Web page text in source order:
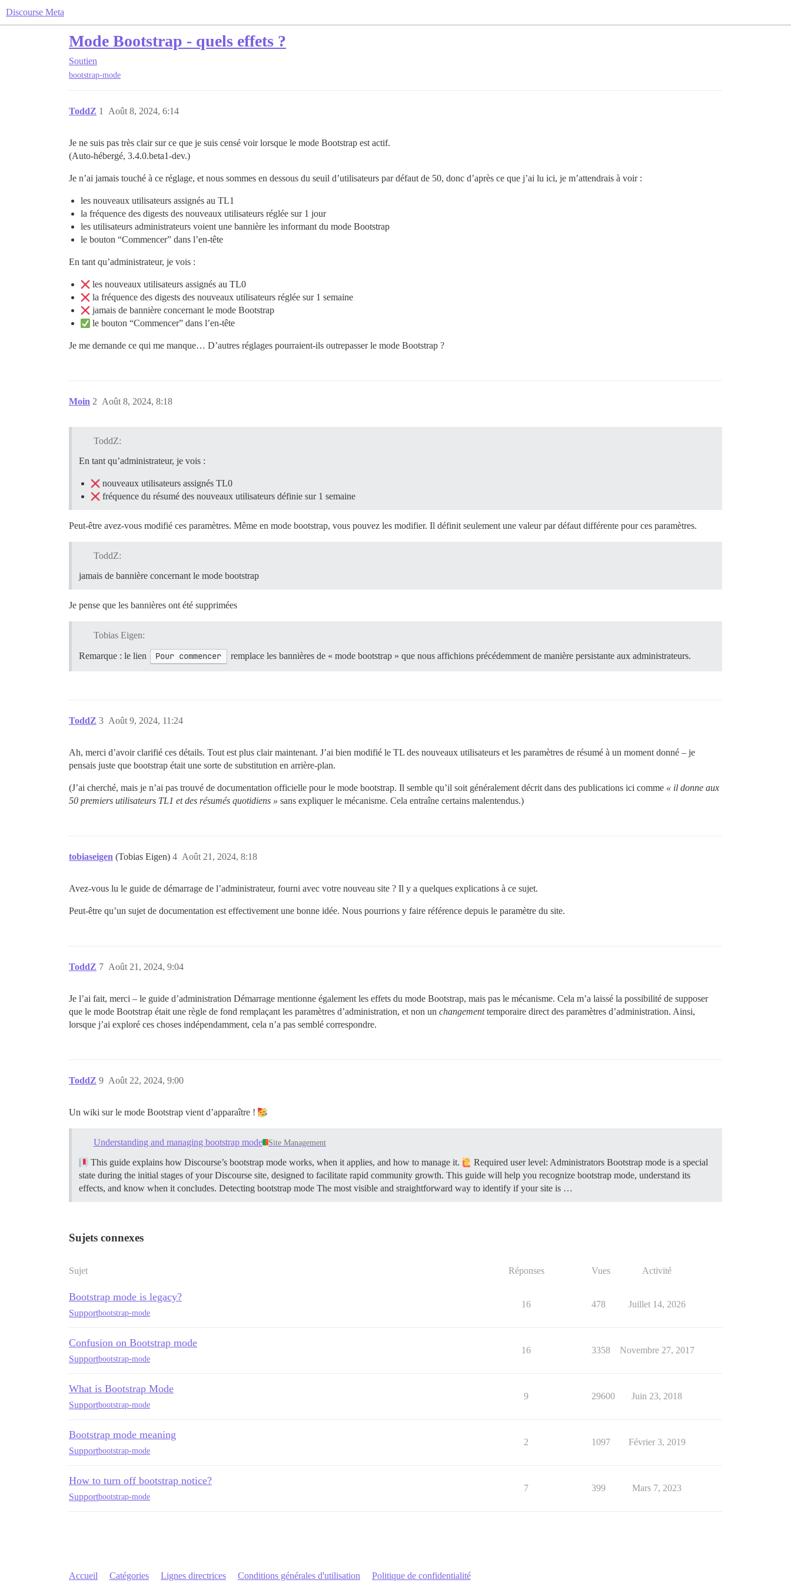
Discourse Meta
Mode Bootstrap - quels effets ?
Soutien
bootstrap-mode
ToddZ Août 8, 2024, 6:14
1
Je ne suis pas très clair sur ce que je suis censé voir lorsque le mode Bootstrap est actif.
(Auto-hébergé, 3.4.0.beta1-dev.)
Je n’ai jamais touché à ce réglage, et nous sommes en dessous du seuil d’utilisateurs par défaut de 50, donc d’après ce que j’ai lu ici, je m’attendrais à voir :
les nouveaux utilisateurs assignés au TL1
la fréquence des digests des nouveaux utilisateurs réglée sur 1 jour
les utilisateurs administrateurs voient une bannière les informant du mode Bootstrap
le bouton “Commencer” dans l’en-tête
En tant qu’administrateur, je vois :
les nouveaux utilisateurs assignés au TL0
la fréquence des digests des nouveaux utilisateurs réglée sur 1 semaine
jamais de bannière concernant le mode Bootstrap
le bouton “Commencer” dans l’en-tête
Je me demande ce qui me manque… D’autres réglages pourraient-ils outrepasser le mode Bootstrap ?
Moin Août 8, 2024, 8:18
2
ToddZ:
En tant qu’administrateur, je vois :
nouveaux utilisateurs assignés TL0
fréquence du résumé des nouveaux utilisateurs définie sur 1 semaine
Peut-être avez-vous modifié ces paramètres. Même en mode bootstrap, vous pouvez les modifier. Il définit seulement une valeur par défaut différente pour ces paramètres.
ToddZ:
jamais de bannière concernant le mode bootstrap
Je pense que les bannières ont été supprimées
Tobias Eigen:
Remarque : le lien Pour commencer remplace les bannières de « mode bootstrap » que nous affichions précédemment de manière persistante aux administrateurs.
ToddZ Août 9, 2024, 11:24
3
Ah, merci d’avoir clarifié ces détails. Tout est plus clair maintenant. J’ai bien modifié le TL des nouveaux utilisateurs et les paramètres de résumé à un moment donné – je
pensais juste que bootstrap était une sorte de substitution en arrière-plan.
(J’ai cherché, mais je n’ai pas trouvé de documentation officielle pour le mode bootstrap. Il semble qu’il soit généralement décrit dans des publications ici comme « il donne aux
50 premiers utilisateurs TL1 et des résumés quotidiens » sans expliquer le mécanisme. Cela entraîne certains malentendus.)
tobiaseigen (Tobias Eigen) Août 21, 2024, 8:18
4
Avez-vous lu le guide de démarrage de l’administrateur, fourni avec votre nouveau site ? Il y a quelques explications à ce sujet.
Peut-être qu’un sujet de documentation est effectivement une bonne idée. Nous pourrions y faire référence depuis le paramètre du site.
ToddZ Août 21, 2024, 9:04
7
Je l’ai fait, merci – le guide d’administration Démarrage mentionne également les effets du mode Bootstrap, mais pas le mécanisme. Cela m’a laissé la possibilité de supposer
que le mode Bootstrap était une règle de fond remplaçant les paramètres d’administration, et non un changementtemporaire direct des paramètres d’administration. Ainsi,
lorsque j’ai exploré ces choses indépendamment, cela n’a pas semblé correspondre.
ToddZ Août 22, 2024, 9:00
9
Un wiki sur le mode Bootstrap vient d’apparaître !
Understanding and managing bootstrap mode Site Management
This guide explains how Discourse’s bootstrap mode works, when it applies, and how to manage it.
Required user level: Administrators Bootstrap mode is a special
state during the initial stages of your Discourse site, designed to facilitate rapid community growth. This guide will help you recognize bootstrap mode, understand its
effects, and know when it concludes. Detecting bootstrap mode The most visible and straightforward way to identify if your site is …
Sujets connexes
Sujet Réponses Vues Activité
Bootstrap mode is legacy?
Supportbootstrap-mode
16 478 Juillet 14, 2026
Confusion on Bootstrap mode
Supportbootstrap-mode
16 3358 Novembre 27, 2017
What is Bootstrap Mode
Supportbootstrap-mode
9 29600 Juin 23, 2018
Bootstrap mode meaning
Supportbootstrap-mode
2 1097 Février 3, 2019
How to turn off bootstrap notice?
Supportbootstrap-mode
7 399 Mars 7, 2023
Accueil Catégories Lignes directrices Conditions générales d'utilisation Politique de confidentialité